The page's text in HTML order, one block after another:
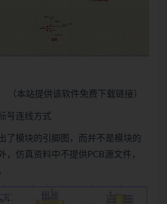
本站提供该软件免费下载链接）
号连线方式
了模块的引脚图，而并不是模块的
，仿真资料中不提供PCB源文件，